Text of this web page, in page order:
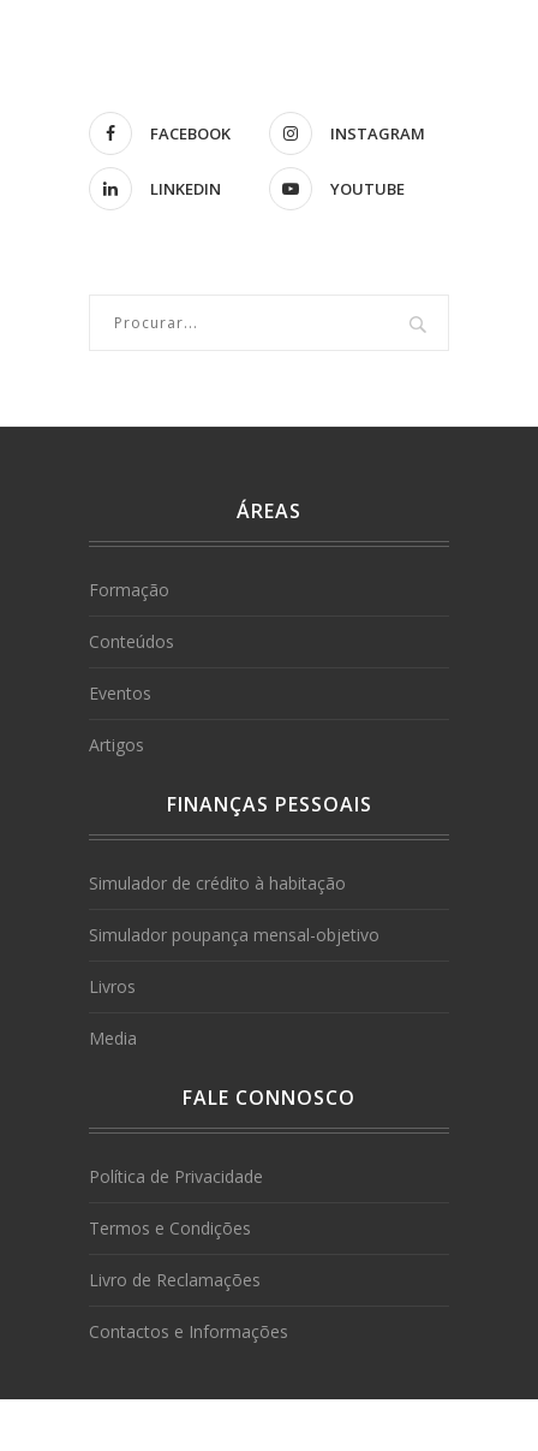
FACEBOOK INSTAGRAM
LINKEDIN YOUTUBE
ÁREAS
Formação
Conteúdos
Eventos
Artigos
FINANÇAS PESSOAIS
Simulador de crédito à habitação
Simulador poupança mensal-objetivo
Livros
Media
FALE CONNOSCO
Política de Privacidade
Termos e Condições
Livro de Reclamações
Contactos e Informações